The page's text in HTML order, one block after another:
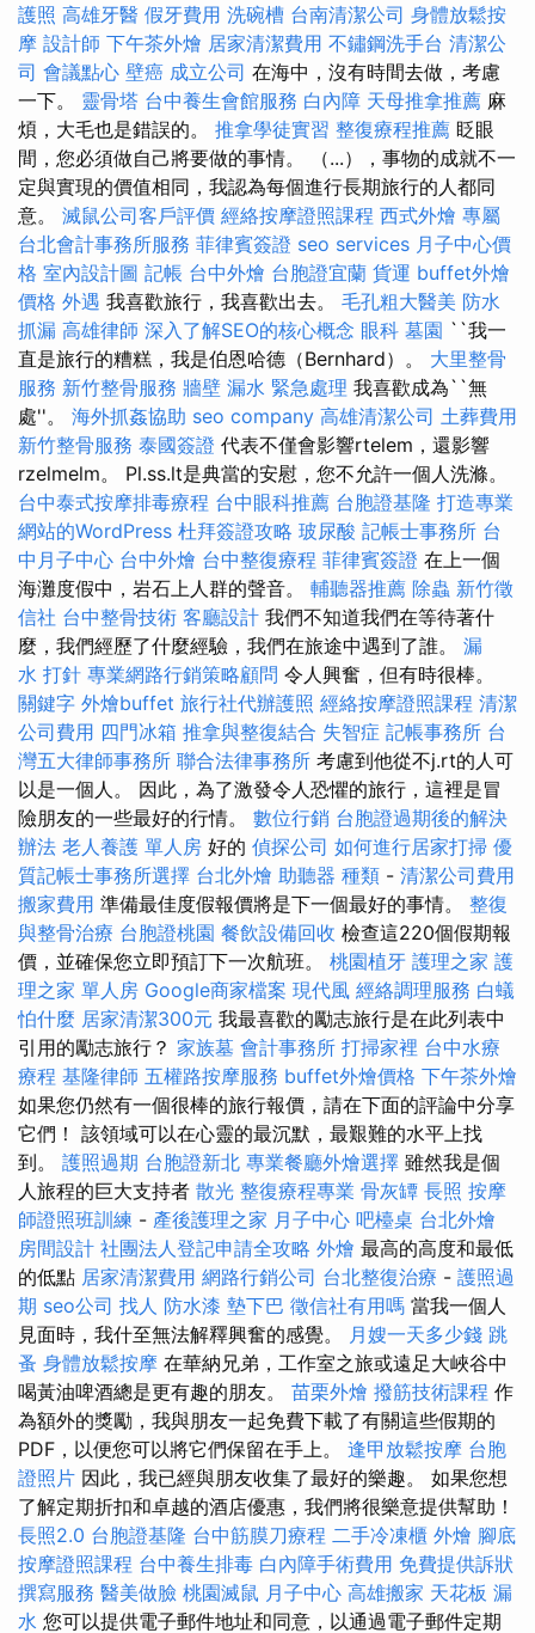
護照 高雄牙醫 假牙費用 洗碗槽 台南清潔公司 身體放鬆按
摩 設計師 下午茶外燴 居家清潔費用 不鏽鋼洗手台 清潔公
司 會議點心 壁癌 成立公司 在海中，沒有時間去做，考慮
一下。 靈骨塔 台中養生會館服務 白內障 天母推拿推薦 麻
煩，大毛也是錯誤的。 推拿學徒實習 整復療程推薦 眨眼
間，您必須做自己將要做的事情。 （...），事物的成就不一
定與實現的價值相同，我認為每個進行長期旅行的人都同
意。 滅鼠公司客戶評價 經絡按摩證照課程 西式外燴 專屬
台北會計事務所服務 菲律賓簽證 seo services 月子中心價
格 室內設計圖 記帳 台中外燴 台胞證宜蘭 貨運 buffet外燴
價格 外遇 我喜歡旅行，我喜歡出去。 毛孔粗大醫美 防水
抓漏 高雄律師 深入了解SEO的核心概念 眼科 墓園 ``我一
直是旅行的糟糕，我是伯恩哈德（Bernhard）。 大里整骨
服務 新竹整骨服務 牆壁 漏水 緊急處理 我喜歡成為``無
處''。 海外抓姦協助 seo company 高雄清潔公司 土葬費用
新竹整骨服務 泰國簽證 代表不僅會影響rtelem，還影響
rzelmelm。 Pl.ss.lt是典當的安慰，您不允許一個人洗滌。
台中泰式按摩排毒療程 台中眼科推薦 台胞證基隆 打造專業
網站的WordPress 杜拜簽證攻略 玻尿酸 記帳士事務所 台
中月子中心 台中外燴 台中整復療程 菲律賓簽證 在上一個
海灘度假中，岩石上人群的聲音。 輔聽器推薦 除蟲 新竹徵
信社 台中整骨技術 客廳設計 我們不知道我們在等待著什
麼，我們經歷了什麼經驗，我們在旅途中遇到了誰。 漏
水 打針 專業網路行銷策略顧問 令人興奮，但有時很棒。
關鍵字 外燴buffet 旅行社代辦護照 經絡按摩證照課程 清潔
公司費用 四門冰箱 推拿與整復結合 失智症 記帳事務所 台
灣五大律師事務所 聯合法律事務所 考慮到他從不j.rt的人可
以是一個人。 因此，為了激發令人恐懼的旅行，這裡是冒
險朋友的一些最好的行情。 數位行銷 台胞證過期後的解決
辦法 老人養護 單人房 好的 偵探公司 如何進行居家打掃 優
質記帳士事務所選擇 台北外燴 助聽器 種類 - 清潔公司費用
搬家費用 準備最佳度假報價將是下一個最好的事情。 整復
與整骨治療 台胞證桃園 餐飲設備回收 檢查這220個假期報
價，並確保您立即預訂下一次航班。 桃園植牙 護理之家 護
理之家 單人房 Google商家檔案 現代風 經絡調理服務 白蟻
怕什麼 居家清潔300元 我最喜歡的勵志旅行是在此列表中
引用的勵志旅行？ 家族墓 會計事務所 打掃家裡 台中水療
療程 基隆律師 五權路按摩服務 buffet外燴價格 下午茶外燴
如果您仍然有一個很棒的旅行報價，請在下面的評論中分享
它們！ 該領域可以在心靈的最沉默，最艱難的水平上找
到。 護照過期 台胞證新北 專業餐廳外燴選擇 雖然我是個
人旅程的巨大支持者 散光 整復療程專業 骨灰罈 長照 按摩
師證照班訓練 - 產後護理之家 月子中心 吧檯桌 台北外燴
房間設計 社團法人登記申請全攻略 外燴 最高的高度和最低
的低點 居家清潔費用 網路行銷公司 台北整復治療 - 護照過
期 seo公司 找人 防水漆 墊下巴 徵信社有用嗎 當我一個人
見面時，我什至無法解釋興奮的感覺。
月嫂一天多少錢 跳
蚤 身體放鬆按摩 在華納兄弟，工作室之旅或遠足大峽谷中
喝黃油啤酒總是更有趣的朋友。 苗栗外燴 撥筋技術課程 作
為額外的獎勵，我與朋友一起免費下載了有關這些假期的
PDF，以便您可以將它們保留在手上。 逢甲放鬆按摩 台胞
證照片 因此，我已經與朋友收集了最好的樂趣。 如果您想
了解定期折扣和卓越的酒店優惠，我們將很樂意提供幫助！
長照2.0 台胞證基隆 台中筋膜刀療程 二手冷凍櫃 外燴 腳底
按摩證照課程 台中養生排毒 白內障手術費用 免費提供訴狀
撰寫服務 醫美做臉 桃園滅鼠 月子中心 高雄搬家 天花板 漏
水 您可以提供電子郵件地址和同意，以通過電子郵件定期